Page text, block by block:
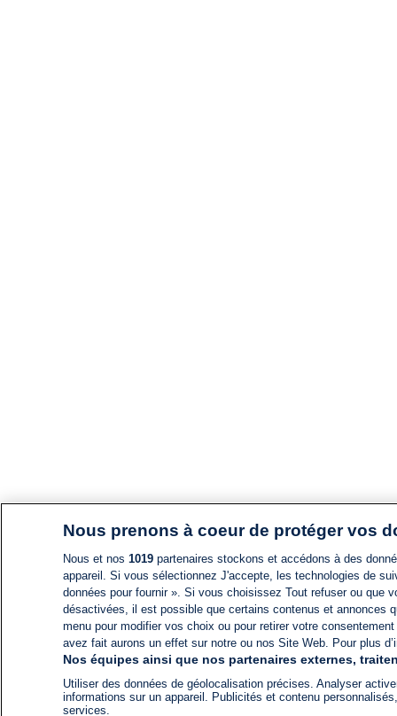
Nous prenons à coeur de protéger vos
Nous et nos 1019partenaires stockons et accédons à des
appareil. Si vous sélectionnez J'accepte, les technologies de
données pour fournir ». Si vous choisissez Tout refuser ou
désactivées, il est possible que certains contenus et annonces
menu pour modifier vos choix ou pour retirer votre
avez fait aurons un effet sur notre ou nos Site Web. Pour plus
Nos équipes ainsi que nos partenaires externes,
Utiliser des données de géolocalisation précises. Analyser
informations sur un appareil. Publicités et contenu
services.